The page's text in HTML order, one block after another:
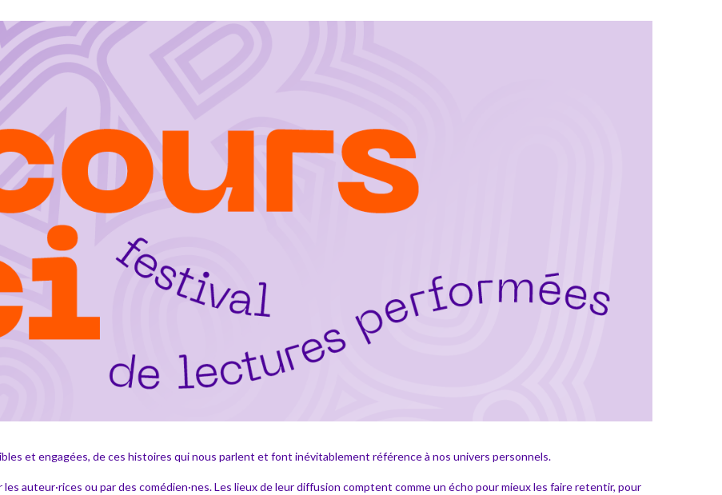
et engagées, de ces histoires qui nous parlent et font inévitablement référence à nos univers personnels.
auteur·rices ou par des comédien·nes. Les lieux de leur diffusion comptent comme un écho pour mieux les faire retentir, pour